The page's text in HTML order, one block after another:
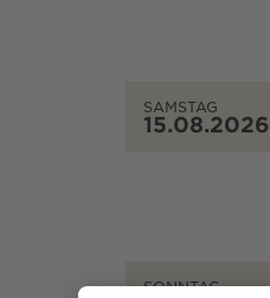
SAMSTAG
15.08.2026
SONNTAG